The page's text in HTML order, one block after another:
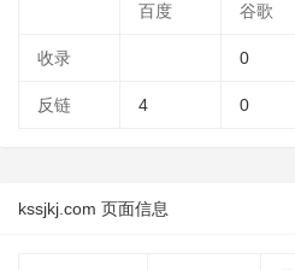
百度 谷歌
收录 0
反链 4 0
kssjkj.com 页面信息